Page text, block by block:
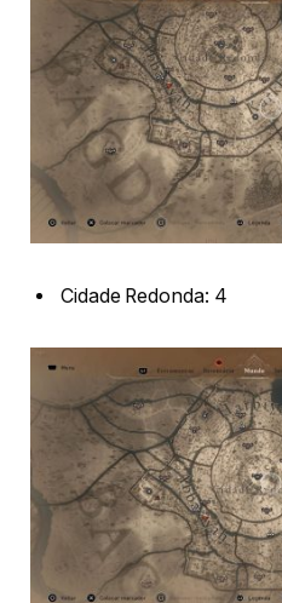
Cidade Redonda: 4